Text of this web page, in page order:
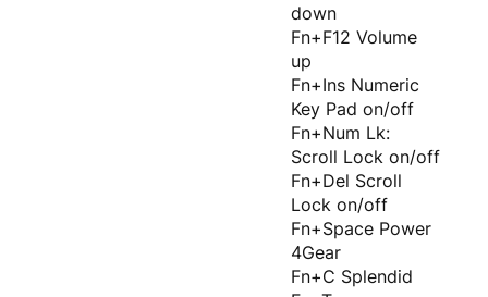
down
Fn+F12 Volume
up
Fn+Ins Numeric
Key Pad on/off
Fn+Num Lk:
Scroll Lock on/off
Fn+Del Scroll
Lock on/off
Fn+Space Power
4Gear
Fn+C Splendid